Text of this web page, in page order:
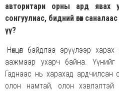
авторитари орны ард явах
сонгуулиас, бидний өгөх
үү?
-Нөхцөл байдлаа эрүүлээр
аажмаар ухарч байна. Үүнийг
Гаднаас нь харахад ардчилсан
олон намтай, олон